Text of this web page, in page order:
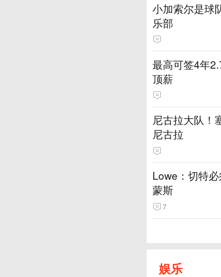
小加索尔是球
乐部
最高可签4年
顶薪
尼古拉大队！
尼古拉
Lowe：切特
蒙斯
7
娱乐